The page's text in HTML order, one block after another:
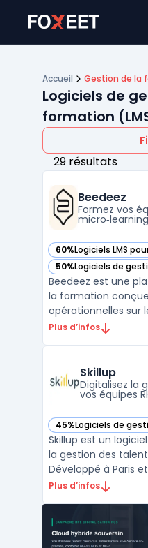
Accueil Gestion de la
Logiciels de
formation
29 résultats
Beedeez
Formez vos
60%Logiciels LMS
— voir Beedeez
50%Logiciels de
— voir Beedeez
Beedeez est une
la formation
opérationnelles sur
modèle mobile-
aux métiers de
Plus d’infos
Skillup
Digitalisez la
vos équipes
45%Logiciels de
— voir Skillup dans
Skillup est un
la gestion des
Développé à Paris
équipes RH, il cible
rationaliser les flux
prend en charge la
Plus d’infos